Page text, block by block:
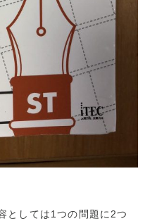
としては1つの問題に2つ